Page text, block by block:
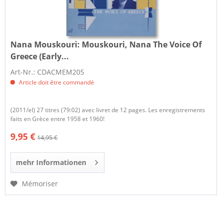
Nana Mouskouri: Mouskouri, Nana The Voice Of
Greece (Early...
Art-Nr.: CDACMEM205
Article doit être commandé
(2011/el) 27 titres (79:02) avec livret de 12 pages. Les enregistrements
faits en Grèce entre 1958 et 1960!
9,95 € 14,95 €
mehr Informationen
Mémoriser